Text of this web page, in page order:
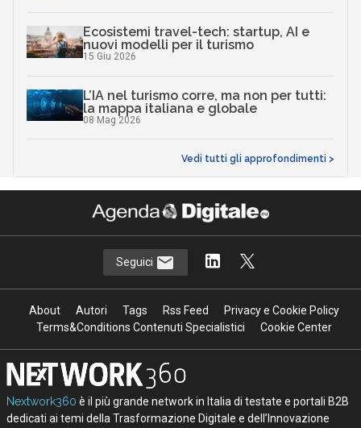
Ecosistemi travel-tech: startup, AI e
nuovi modelli per il turismo
15 Giu 2026
L’IA nel turismo corre, ma non per tutti:
la mappa italiana e globale
08 Mag 2026
Vedi tutti gli approfondimenti >
Seguici
About Autori Tags Rss Feed
Privacy e Cookie Policy
Terms&Conditions Contenuti Specialistici
Cookie Center
Nextwork360 è il più grande network in Italia di testate e portali B2B
dedicati ai temi della Trasformazione Digitale e dell’Innovazione